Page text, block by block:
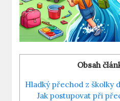
Obsah
Hladký přechod z školky
Jak postupovat při